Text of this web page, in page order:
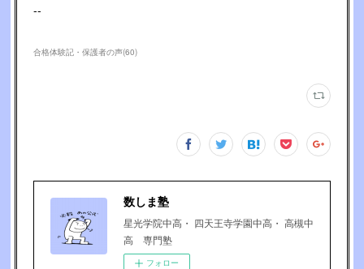
--
合格体験記・保護者の声(60)
数しま塾
星光学院中高・ 四天王寺学園中高・ 高槻中
高 専門塾
フォロー